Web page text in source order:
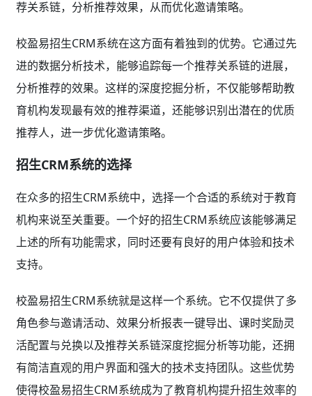
荐关系链，分析推荐效果，从而优化邀请策略。
校盈易招生CRM系统在这方面有着独到的优势。它通过先
进的数据分析技术，能够追踪每一个推荐关系链的进展，
分析推荐的效果。这样的深度挖掘分析，不仅能够帮助教
育机构发现最有效的推荐渠道，还能够识别出潜在的优质
推荐人，进一步优化邀请策略。
招生CRM系统的选择
在众多的招生CRM系统中，选择一个合适的系统对于教育
机构来说至关重要。一个好的招生CRM系统应该能够满足
上述的所有功能需求，同时还要有良好的用户体验和技术
支持。
校盈易招生CRM系统就是这样一个系统。它不仅提供了多
角色参与邀请活动、效果分析报表一键导出、课时奖励灵
活配置与兑换以及推荐关系链深度挖掘分析等功能，还拥
有简洁直观的用户界面和强大的技术支持团队。这些优势
使得校盈易招生CRM系统成为了教育机构提升招生效率的